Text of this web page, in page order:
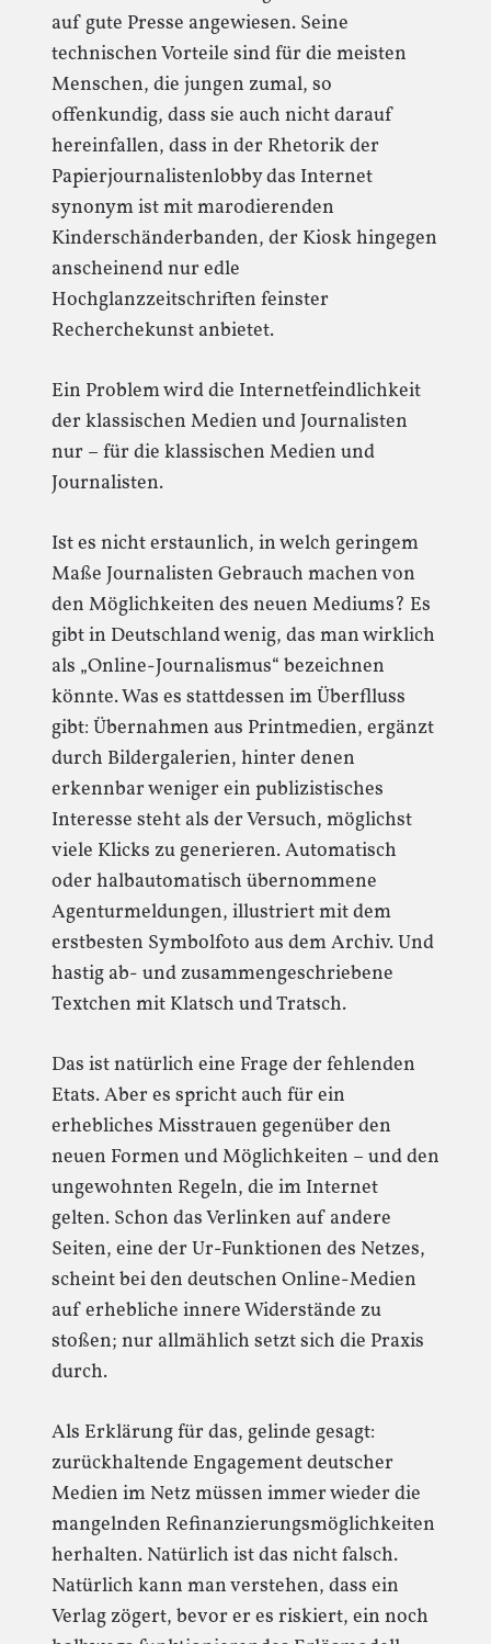
auf gute Presse angewiesen. Seine
technischen Vorteile sind für die meisten
Menschen, die jungen zumal, so
offenkundig, dass sie auch nicht darauf
hereinfallen, dass in der Rhetorik der
Papierjournalistenlobby das Internet
synonym ist mit marodierenden
Kinderschänderbanden, der Kiosk hingegen
anscheinend nur edle
Hochglanzzeitschriften feinster
Recherchekunst anbietet.
Ein Problem wird die Internetfeindlichkeit
der klassischen Medien und Journalisten
nur – für die klassischen Medien und
Journalisten.
Ist es nicht erstaunlich, in welch geringem
Maße Journalisten Gebrauch machen von
den Möglichkeiten des neuen Mediums? Es
gibt in Deutschland wenig, das man wirklich
als „Online-Journalismus“ bezeichnen
könnte. Was es stattdessen im Überflluss
gibt: Übernahmen aus Printmedien, ergänzt
durch Bildergalerien, hinter denen
erkennbar weniger ein publizistisches
Interesse steht als der Versuch, möglichst
viele Klicks zu generieren. Automatisch
oder halbautomatisch übernommene
Agenturmeldungen, illustriert mit dem
erstbesten Symbolfoto aus dem Archiv. Und
hastig ab- und zusammengeschriebene
Textchen mit Klatsch und Tratsch.
Das ist natürlich eine Frage der fehlenden
Etats. Aber es spricht auch für ein
erhebliches Misstrauen gegenüber den
neuen Formen und Möglichkeiten – und den
ungewohnten Regeln, die im Internet
gelten. Schon das Verlinken auf andere
Seiten, eine der Ur-Funktionen des Netzes,
scheint bei den deutschen Online-Medien
auf erhebliche innere Widerstände zu
stoßen; nur allmählich setzt sich die Praxis
durch.
Als Erklärung für das, gelinde gesagt:
zurückhaltende Engagement deutscher
Medien im Netz müssen immer wieder die
mangelnden Refinanzierungsmöglichkeiten
herhalten. Natürlich ist das nicht falsch.
Natürlich kann man verstehen, dass ein
Verlag zögert, bevor er es riskiert, ein noch